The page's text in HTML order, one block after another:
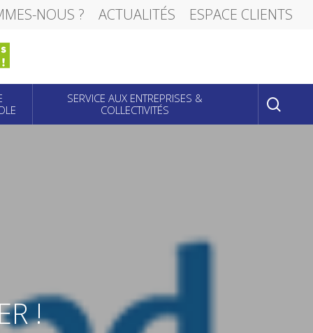
NOUS ? ACTUALITÉS ESPACE CLIENTS
SERVICE AUX ENTREPRISES &
COLLECTIVITÉS
!